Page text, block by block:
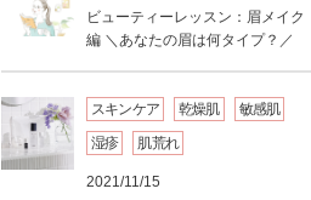
ビューティーレッスン：眉メイク
編 ＼あなたの眉は何タイプ？／
スキンケア 乾燥肌
敏感肌
湿疹
肌荒れ
2021/11/15